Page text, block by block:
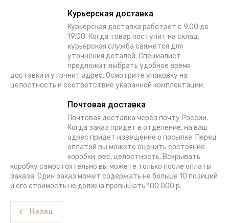
Курьерская доставка
Курьерская доставка работает с 9.00 до
19.00. Когда товар поступит на склад,
курьерская служба свяжется для
уточнения деталей. Специалист
предложит выбрать удобное время
доставки и уточнит адрес. Осмотрите упаковку на
целостность и соответствие указанной комплектации.
Почтовая доставка
Почтовая доставка через почту России.
Когда заказ придет в отделение, на ваш
адрес придет извещение о посылке. Перед
оплатой вы можете оценить состояние
коробки: вес, целостность. Вскрывать
коробку самостоятельно вы можете только после оплаты
заказа. Один заказ может содержать не больше 10 позиций
и его стоимость не должна превышать 100 000 р.
Назад